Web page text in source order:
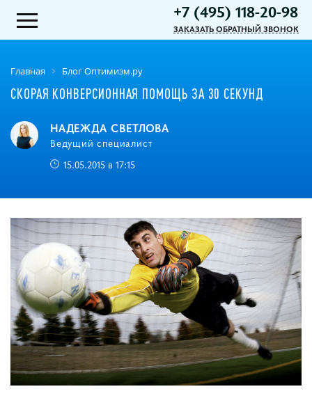
+7 (495) 118-20-98
ЗАКАЗАТЬ ОБРАТНЫЙ ЗВОНОК
Главная Блог Оптимизм.ру
СКОРАЯ КОНВЕРСИОННАЯ ПОМОЩЬ ЗА 30 СЕКУНД
НАДЕЖДА СВЕТЛОВА
Ведущий специалист
15.05.2015 в 17:15